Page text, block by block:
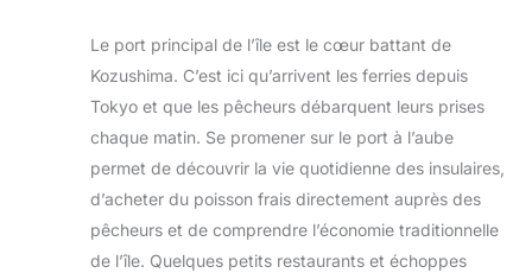
Le port principal de l’île est le cœur battant de
Kozushima. C’est ici qu’arrivent les ferries depuis
Tokyo et que les pêcheurs débarquent leurs prises
chaque matin. Se promener sur le port à l’aube
permet de découvrir la vie quotidienne des insulaires,
d’acheter du poisson frais directement auprès des
pêcheurs et de comprendre l’économie traditionnelle
de l’île. Quelques petits restaurants et échoppes